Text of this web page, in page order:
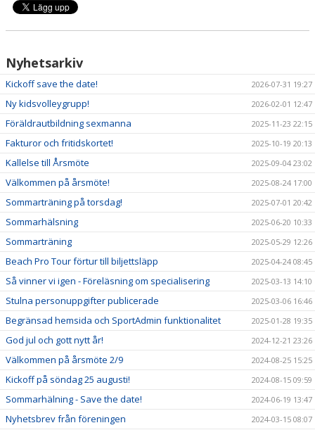
Nyhetsarkiv
Kickoff save the date! 2026-07-31 19:27
Ny kidsvolleygrupp! 2026-02-01 12:47
Föräldrautbildning sexmanna 2025-11-23 22:15
Fakturor och fritidskortet! 2025-10-19 20:13
Kallelse till Årsmöte 2025-09-04 23:02
Välkommen på årsmöte! 2025-08-24 17:00
Sommarträning på torsdag! 2025-07-01 20:42
Sommarhälsning 2025-06-20 10:33
Sommarträning 2025-05-29 12:26
Beach Pro Tour förtur till biljettsläpp 2025-04-24 08:45
Så vinner vi igen - Föreläsning om specialisering 2025-03-13 14:10
Stulna personuppgifter publicerade 2025-03-06 16:46
Begränsad hemsida och SportAdmin funktionalitet 2025-01-28 19:35
God jul och gott nytt år! 2024-12-21 23:26
Välkommen på årsmöte 2/9 2024-08-25 15:25
Kickoff på söndag 25 augusti! 2024-08-15 09:59
Sommarhälning - Save the date! 2024-06-19 13:47
Nyhetsbrev från föreningen 2024-03-15 08:07